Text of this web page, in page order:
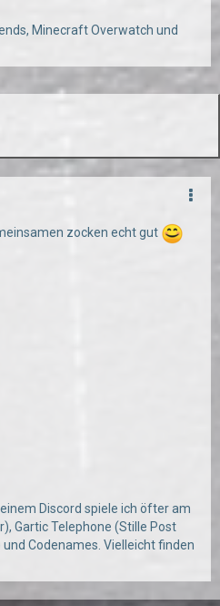
Minecraft Overwatch und
zocken echt gut
Discord spiele ich öfter am
Gartic Telephone (Stille Post
Codenames. Vielleicht finden